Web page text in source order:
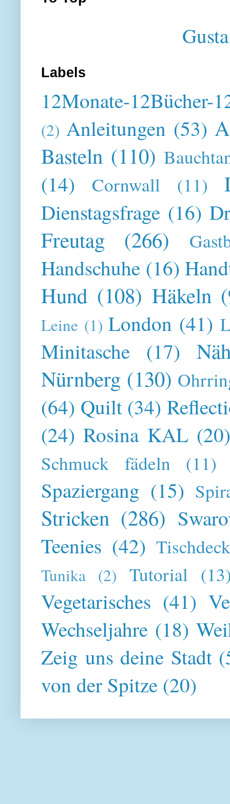
Labels
12Monate-12Bücher-
(2) Anleitungen (53)
Basteln (110)
(14) Cornwall (11)
Dienstagsfrage (16)
Freutag (266)
Handschuhe (16)
Hund (108) Häkeln
Leine (1) London (41)
Minitasche (17)
Nürnberg (130)
(64) Quilt (34)
(24) Rosina KAL
Schmuck fädeln (11)
Spaziergang (15)
Stricken (286)
Teenies (42)
Tunika (2) Tutorial
Vegetarisches (41)
Wechseljahre (18)
Zeig uns deine Stadt
von der Spitze (20)